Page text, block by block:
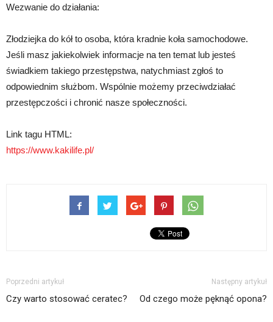
Wezwanie do działania:
Złodziejka do kół to osoba, która kradnie koła samochodowe.
Jeśli masz jakiekolwiek informacje na ten temat lub jesteś
świadkiem takiego przestępstwa, natychmiast zgłoś to
odpowiednim służbom. Wspólnie możemy przeciwdziałać
przestępczości i chronić nasze społeczności.
Link tagu HTML:
https://www.kakilife.pl/
Poprzedni artykuł
Czy warto stosować ceratec?
Następny artykuł
Od czego może pęknąć opona?